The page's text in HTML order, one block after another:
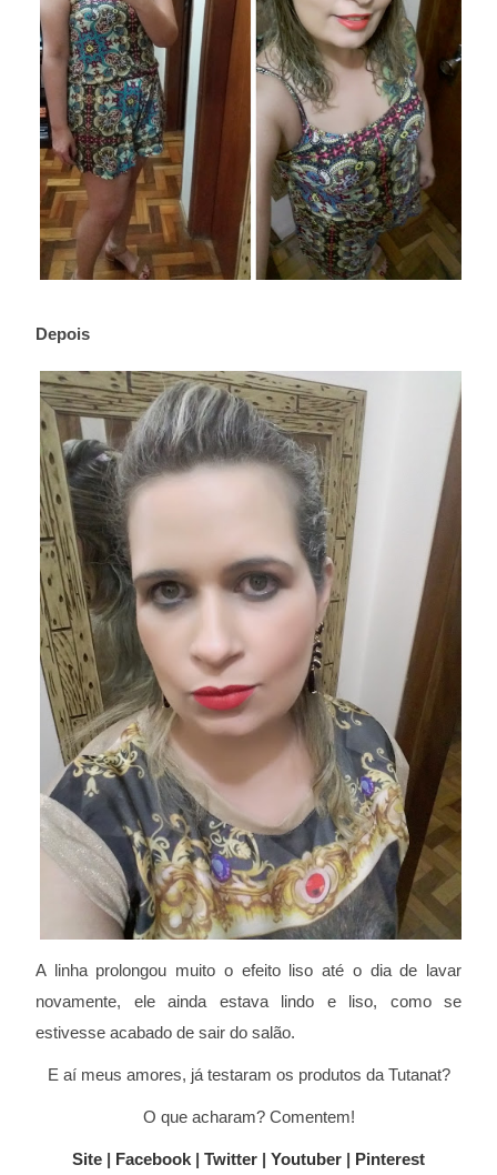
Depois
A linha prolongou muito o efeito liso até o dia de lavar
novamente, ele ainda estava lindo e liso, como se
estivesse acabado de sair do salão.
E aí meus amores, já testaram os produtos da Tutanat?
O que acharam? Comentem!
Site | Facebook | Twitter | Youtuber | Pinterest